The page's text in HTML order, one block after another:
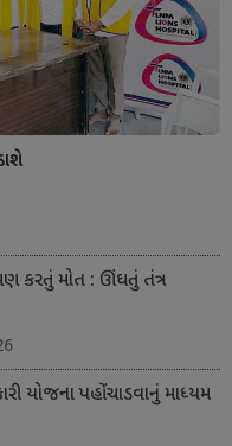
કરતું મોત : ઊંઘતું તંત્ર
યોજના પહોંચાડવાનું માધ્યમ